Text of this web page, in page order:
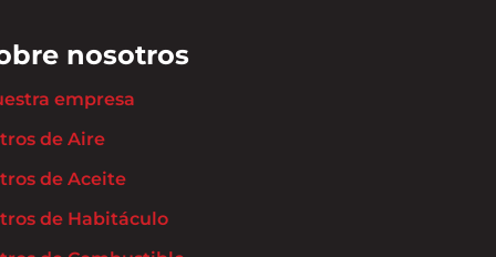
nosotros
empresa
de Aire
de Aceite
de Habitáculo